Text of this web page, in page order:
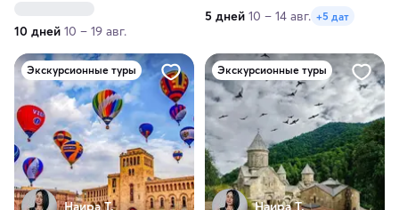
10 дней 10 – 19 авг.
5 дней 10 – 14 авг. +5 дат
Экскурсионные туры
Наира Т.
Экскурсионные туры
Наира Т.